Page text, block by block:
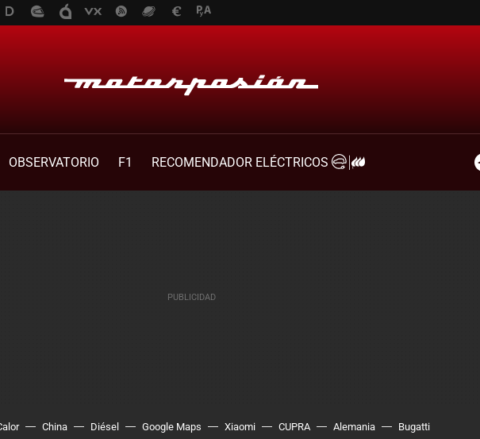
OBSERVATORIO F1
RECOMENDADOR ELÉCTRICOS
China Diésel Google Maps Xiaomi CUPRA Alemania Bugatti